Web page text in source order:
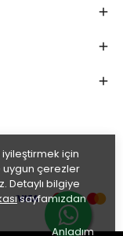
için
çerezler
Detaylı bilgiye
sayfamızdan
Anladım